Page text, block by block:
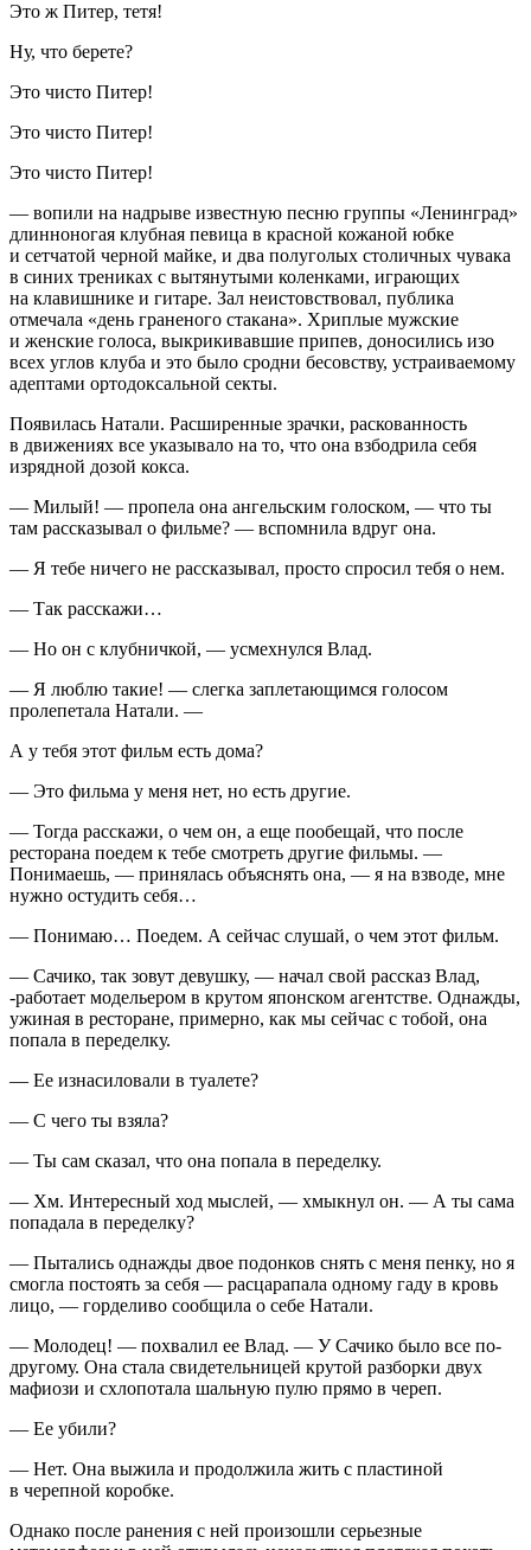
Это ж Питер, тетя!
Ну, что берете?
Это чисто Питер!
Это чисто Питер!
Это чисто Питер!
— вопили на надрыве известную песню группы «Ленинград»
длинноногая клубная певица в красной кожаной юбке
и сетчатой черной майке, и два полуголых столичных чувака
в синих трениках с вытянутыми коленками, играющих
на клавишнике и гитаре. Зал неистовствовал, публика
отмечала «день граненого стакана». Хриплые мужские
и женские голоса, выкрикивавшие припев, доносились изо
всех углов клуба и это было сродни бесовству, устраиваемому
адептами ортодоксальной секты.
Появилась Натали. Расширенные зрачки, раскованность
в движениях все указывало на то, что она взбодрила себя
изрядной дозой кокса.
— Милый! — пропела она ангельским голоском, — что ты
там рассказывал о фильме? — вспомнила вдруг она.
— Я тебе ничего не рассказывал, просто спросил тебя о нем.
— Так расскажи…
— Но он с клубничкой, — усмехнулся Влад.
— Я люблю такие! — слегка заплетающимся голосом
пролепетала Натали. —
А у тебя этот фильм есть дома?
— Это фильма у меня нет, но есть другие.
— Тогда расскажи, о чем он, а еще пообещай, что после
ресторана поедем к тебе смотреть другие фильмы. —
Понимаешь, — принялась объяснять она, — я на взводе, мне
нужно остудить себя…
— Понимаю… Поедем. А сейчас слушай, о чем этот фильм.
— Сачико, так зовут девушку, — начал свой рассказ Влад,
-работает модельером в крутом японском агентстве. Однажды,
ужиная в ресторане, примерно, как мы сейчас с тобой, она
попала в переделку.
— Ее изнасиловали в туалете?
— С чего ты взяла?
— Ты сам сказал, что она попала в переделку.
— Хм. Интересный ход мыслей, — хмыкнул он. — А ты сама
попадала в переделку?
— Пытались однажды двое подонков снять с меня пенку, но я
смогла постоять за себя — расцарапала одному гаду в кровь
лицо, — горделиво сообщила о себе Натали.
— Молодец! — похвалил ее Влад. — У Сачико было все по-
другому. Она стала свидетельницей крутой разборки двух
мафиози и схлопотала шальную пулю прямо в череп.
— Ее убили?
— Нет. Она выжила и продолжила жить с пластиной
в черепной коробке.
Однако после ранения с ней произошли серьезные